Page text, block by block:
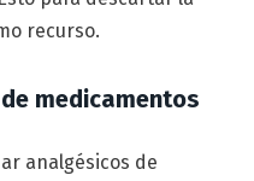
recurso.
medicamentos
analgésicos de